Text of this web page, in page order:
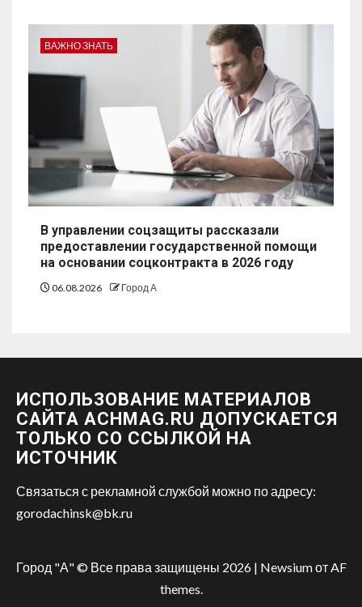
ВАЖНО ЗНАТЬ
В управлении соцзащиты рассказали
предоставлении государственной помощи
на основании соцконтракта в 2026 году
06.08.2026 Город А
ИСПОЛЬЗОВАНИЕ МАТЕРИАЛОВ
САЙТА ACHMAG.RU ДОПУСКАЕТСЯ
ТОЛЬКО СО ССЫЛКОЙ НА
ИСТОЧНИК
Связаться с рекламной службой можно по адресу:
gorodachinsk@bk.ru
Город "А" © Все права защищены 2026 | Newsiumот AF
themes.